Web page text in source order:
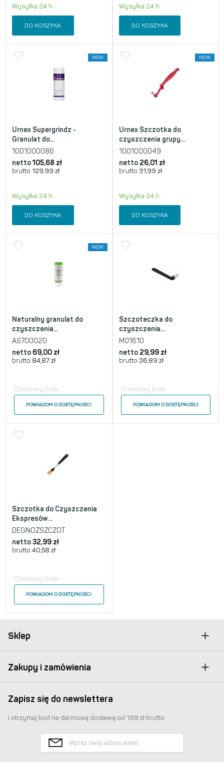
Wysyłka 24 h
DO KOSZYKA
Wysyłka 24 h
DO KOSZYKA
NEW
Urnex Supergrindz -
Granulat do...
1001000086
netto105,68 zł
brutto 129,99 zł
Wysyłka 24 h
DO KOSZYKA
NEW
Urnex Szczotka do
czyszczenia grupy...
1001000049
netto 26,01 zł
brutto 31,99 zł
Wysyłka 24 h
DO KOSZYKA
NEW
Naturalny granulat do
czyszczenia...
AS700020
netto 69,00 zł
brutto 84,87 zł
Chwilowy brak
POWIADOM O DOSTĘPNOŚCI
Szczoteczka do
czyszczenia...
M01610
netto 29,99 zł
brutto 36,89 zł
Chwilowy brak
POWIADOM O DOSTĘPNOŚCI
Szczotka do Czyszczenia
Ekspresów...
DEGNOZSZCZOT
netto32,99 zł
brutto 40,58 zł
Chwilowy brak
POWIADOM O DOSTĘPNOŚCI
Sklep
Zakupy i zamówienia
Zapisz się do newslettera
i otrzymaj kod na darmową dostawę od 199 zł brutto